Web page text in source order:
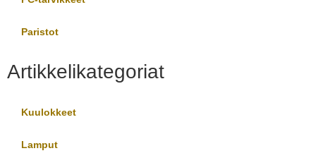
Paristot
Artikkelikategoriat
Kuulokkeet
Lamput